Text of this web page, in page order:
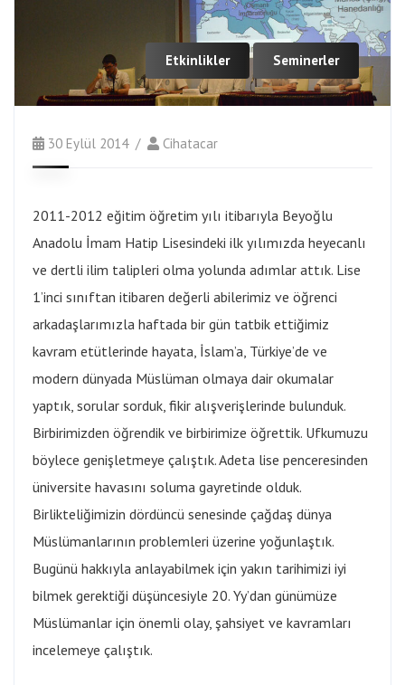
Etkinlikler Seminerler
30 Eylül 2014 Cihatacar
2011-2012 eğitim öğretim yılı itibarıyla Beyoğlu
Anadolu İmam Hatip Lisesindeki ilk yılımızda heyecanlı
ve dertli ilim talipleri olma yolunda adımlar attık. Lise
1’inci sınıftan itibaren değerli abilerimiz ve öğrenci
arkadaşlarımızla haftada bir gün tatbik ettiğimiz
kavram etütlerinde hayata, İslam’a, Türkiye’de ve
modern dünyada Müslüman olmaya dair okumalar
yaptık, sorular sorduk, fikir alışverişlerinde bulunduk.
Birbirimizden öğrendik ve birbirimize öğrettik. Ufkumuzu
böylece genişletmeye çalıştık. Adeta lise penceresinden
üniversite havasını soluma gayretinde olduk.
Birlikteliğimizin dördüncü senesinde çağdaş dünya
Müslümanlarının problemleri üzerine yoğunlaştık.
Bugünü hakkıyla anlayabilmek için yakın tarihimizi iyi
bilmek gerektiği düşüncesiyle 20. Yy’dan günümüze
Müslümanlar için önemli olay, şahsiyet ve kavramları
incelemeye çalıştık.